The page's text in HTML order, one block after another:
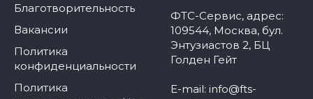
Благотворительность
Вакансии
Политика
конфиденциальности
Политика
ФТС-Сервис, адрес:
109544, Москва, бул.
Энтузиастов 2, БЦ
Голден Гейт
E-mail: info@fts-